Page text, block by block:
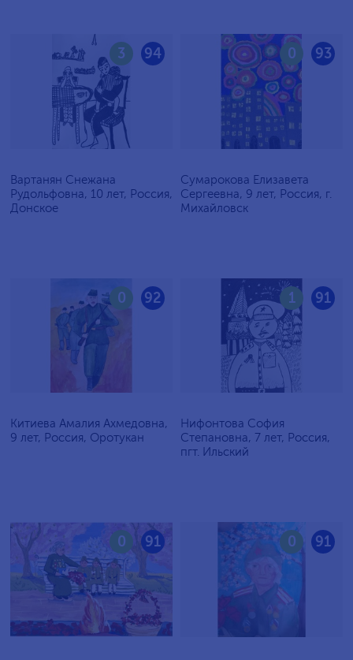
94
3
Вартанян Снежана
Рудольфовна, 10 лет, Россия,
Донское
93
0
Сумарокова Елизавета
Сергеевна, 9 лет, Россия, г.
Михайловск
92
0
Китиева Амалия Ахмедовна,
9 лет, Россия, Оротукан
91
1
Нифонтова София
Степановна, 7 лет, Россия,
пгт. Ильский
91
0 91
0